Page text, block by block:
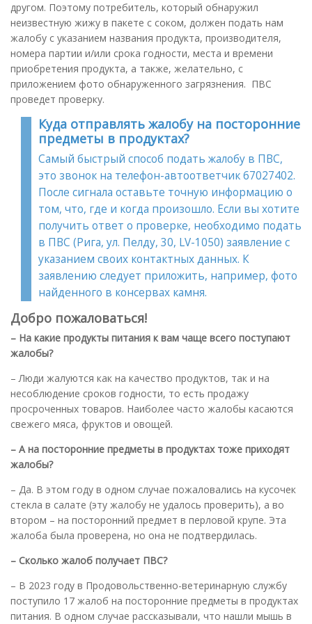
другом. Поэтому потребитель, который обнаружил
неизвестную жижу в пакете с соком, должен подать нам
жалобу с указанием названия продукта, производителя,
номера партии и/или срока годности, места и времени
приобретения продукта, а также, желательно, с
приложением фото обнаруженного загрязнения. ПВС
проведет проверку.
Куда отправлять жалобу на посторонние
предметы в продуктах?
Самый быстрый способ подать жалобу в ПВС,
это звонок на телефон-автоответчик 67027402.
После сигнала оставьте точную информацию о
том, что, где и когда произошло. Если вы хотите
получить ответ о проверке, необходимо подать
в ПВС (Рига, ул. Пелду, 30, LV-1050) заявление с
указанием своих контактных данных. К
заявлению следует приложить, например, фото
найденного в консервах камня.
Добро пожаловаться!
– На какие продукты питания к вам чаще всего поступают
жалобы?
– Люди жалуются как на качество продуктов, так и на
несоблюдение сроков годности, то есть продажу
просроченных товаров. Наиболее часто жалобы касаются
свежего мяса, фруктов и овощей.
– А на посторонние предметы в продуктах тоже приходят
жалобы?
– Да. В этом году в одном случае пожаловались на кусочек
стекла в салате (эту жалобу не удалось проверить), а во
втором – на посторонний предмет в перловой крупе. Эта
жалоба была проверена, но она не подтвердилась.
– Сколько жалоб получает ПВС?
– В 2023 году в Продовольственно-ветеринарную службу
поступило 17 жалоб на посторонние предметы в продуктах
питания. В одном случае рассказывали, что нашли мышь в